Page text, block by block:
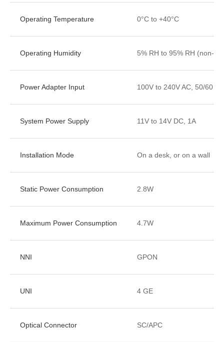
Operating Temperature 0°C to +40°C
Operating Humidity 5% RH to 95% RH (non-
Power Adapter Input 100V to 240V AC, 50/60 Hz
System Power Supply 11V to 14V DC, 1A
Installation Mode On a desk, or on a wall
Static Power Consumption 2.8W
Maximum Power Consumption 4.7W
NNI GPON
UNI 4 GE
Optical Connector SC/APC